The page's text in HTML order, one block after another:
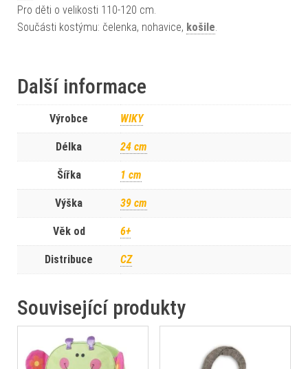
Pro děti o velikosti 110-120 cm.
Součásti kostýmu: čelenka, nohavice, košile.
Další informace
Výrobce WIKY
Délka 24 cm
Šířka 1 cm
Výška 39 cm
Věk od 6+
Distribuce CZ
Související produkty